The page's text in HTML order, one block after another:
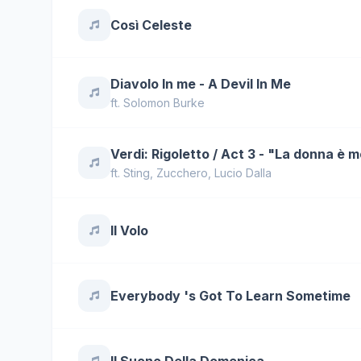
Così Celeste
Diavolo In me - A Devil In Me
ft. Solomon Burke
Verdi: Rigoletto / Act 3 - "La donna è
ft. Sting Zucchero Lucio Dalla
Il Volo
Everybody 's Got To Learn Sometime